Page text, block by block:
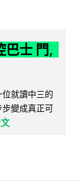
巴士 門,
就讀中三的
變成真正可